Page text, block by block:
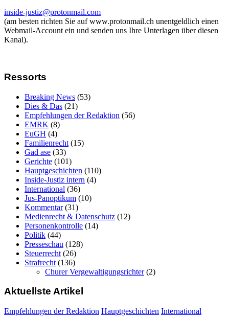
inside-justiz@protonmail.com
(am besten richten Sie auf www.protonmail.ch unentgeldlich einen
Webmail-Account ein und senden uns Ihre Unterlagen über diesen
Kanal).
Ressorts
Breaking News (53)
Dies & Das (21)
Empfehlungen der Redaktion (56)
EMRK (8)
EuGH (4)
Familienrecht (15)
Gad ase (33)
Gerichte (101)
Hauptgeschichten (110)
Inside-Justiz intern (4)
International (36)
Jus-Panoptikum (10)
Kommentar(31)
Medienrecht & Datenschutz (12)
Personenkontrolle (14)
Politik (44)
Presseschau (128)
Steuerrecht (26)
Strafrecht (136)
Churer Vergewaltigungsrichter(2)
Aktuellste Artikel
Empfehlungen der Redaktion Hauptgeschichten International